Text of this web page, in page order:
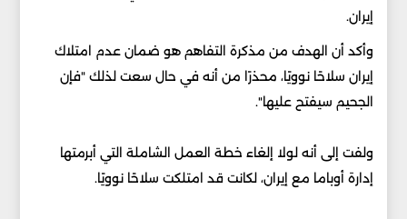
إيران.
وأكد أن الهدف من مذكرة التفاهم هو ضمان عدم امتلاك
إيران سلاحًا نوويًا، محذرًا من أنه في حال سعت لذلك "فإن
الجحيم سيفتح عليها".
ولفت إلى أنه لولا إلغاء خطة العمل الشاملة التي أبرمتها
إدارة أوباما مع إيران، لكانت قد امتلكت سلاحًا نوويًا.